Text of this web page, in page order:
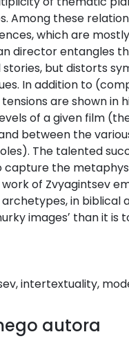
Among these
which are
director entangles
but distorts
In addition to
are shown in
of a given film
between the
The talented
capture the
of Zvyagintsev
in biblical
imagesʼ than it is
intertextuality,
autora